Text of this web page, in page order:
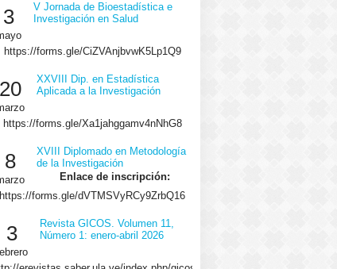
3
V Jornada de Bioestadística e
Investigación en Salud
https://forms.gle/CiZVAnjbvwK5Lp1Q9
20
XXVIII Dip. en Estadística
Aplicada a la Investigación
https://forms.gle/Xa1jahggamv4nNhG8
8
XVIII Diplomado en Metodología
de la Investigación
Enlace de inscripción:
https://forms.gle/dVTMSVyRCy9ZrbQ16
3
Revista GICOS. Volumen 11,
Número 1: enero-abril 2026